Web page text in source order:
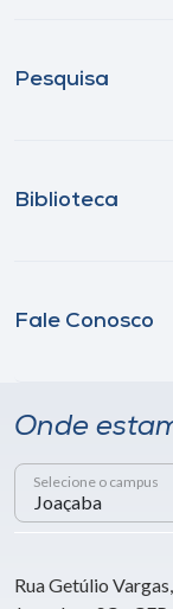
Pesquisa
Biblioteca
Fale Conosco
Onde
Selecione o campus
Rua Getúlio